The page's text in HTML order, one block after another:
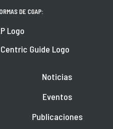
DE CGAP:
Noticias
Eventos
Publicaciones